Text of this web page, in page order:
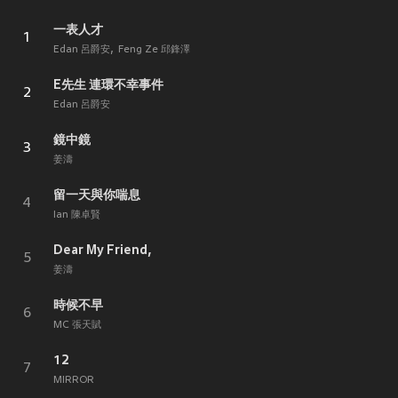
1
一表人才
Edan 呂爵安 Feng Ze 邱鋒澤
2
E先生 連環不幸事件
Edan 呂爵安
3
鏡中鏡
姜濤
4
留一天與你喘息
Ian 陳卓賢
5
Dear My Friend,
姜濤
6
時候不早
MC 張天賦
7
12
MIRROR